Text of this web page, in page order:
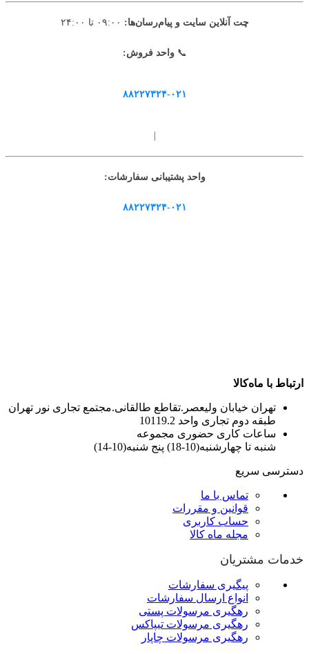
چت آنلاین سایت و پیام‌رسان‌ها:
📞واحد فروش:
۸۸۲۲۷۳۲۴-۰۲۱
|
واحد پشتیبانی سفارشات:
۸۸۲۲۷۳۲۴-۰۲۱
ارتباط با ماه‌کالا
تهران خیابان ولیعصر.تقاطع طالقانی.مجتمع تجاری نور تهران
طبقه دوم تجاری واحد 10119.2
ساعات کاری حضوری مجموعه
شنبه تا چهارشنبه(10-18) پنج شنبه(10-14)
دسترسی سریع
تماس با ما
قوانین و مقررات
حساب کاربری
مجله ماه کالا
خدمات مشتریان
پیگیری سفارشات
انواع ارسال سفارشات
رهگیری مرسولات پستی
رهگیری مرسولات تیپاکس
رهگیری مرسولات چاپار